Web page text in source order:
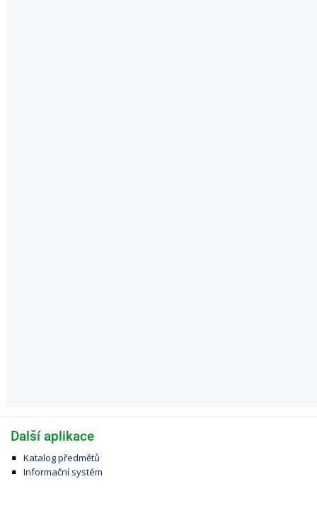
Další aplikace
Katalog předmětů
Informační systém